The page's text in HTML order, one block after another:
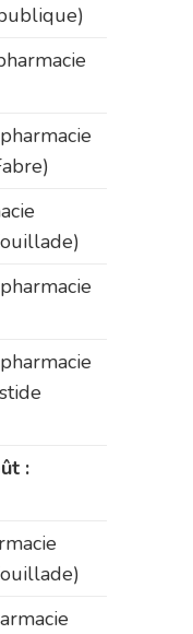
pharmacie
pharmacie
pharmacie
: